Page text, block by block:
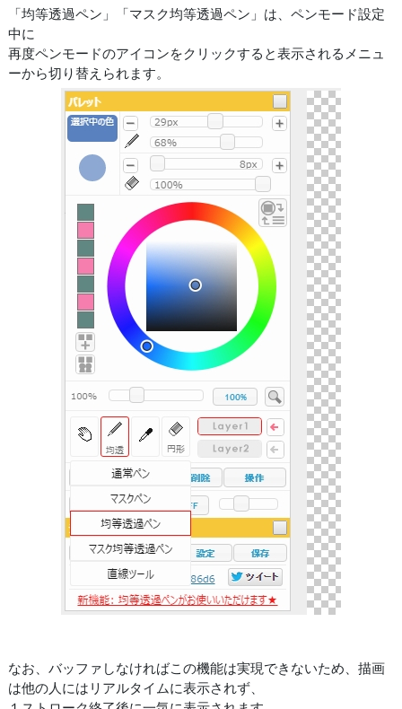
「均等透過ペン」「マスク均等透過ペン」は、ペンモード設定
中に
再度ペンモードのアイコンをクリックすると表示されるメニュ
ーから切り替えられます。
なお、バッファしなければこの機能は実現できないため、描画
は他の人にはリアルタイムに表示されず、